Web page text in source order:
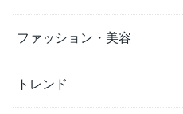
ファッション・美容
トレンド